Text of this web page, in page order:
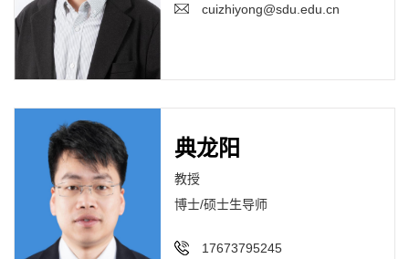
cuizhiyong@sdu.edu.cn
典龙阳
教授
博士/硕士生导师
17673795245